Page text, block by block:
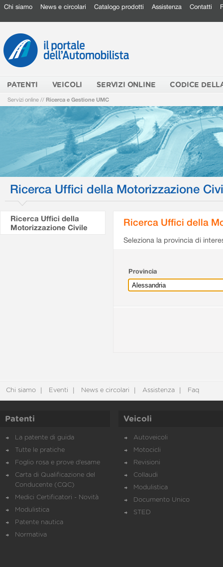
Chi siamo News e circolari Catalogo prodotti Assistenza Contatti
PATENTI VEICOLI SERVIZI ONLINE CODICE
Servizi online // Ricerca e Gestione UMC
Ricerca Uffici della Motorizzazione
Ricerca Uffici della
Motorizzazione Civile
Ricerca Uffici della
Seleziona la provincia di
Provincia
Chi siamo Eventi News e circolari Assistenza Faq
Patenti
La patente di guida
Tutte le pratiche
Foglio rosa e prove d’esame
Carta di Qualificazione del
Conducente (CQC)
Medici Certificatori - Novità
Modulistica
Patente nautica
Normativa
Veicoli
Autoveicoli
Motocicli
Revisioni
Collaudi
Modulistica
Documento Unico
STED